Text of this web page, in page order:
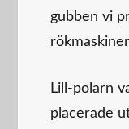
gubben vi
Lill-polarn
placerade